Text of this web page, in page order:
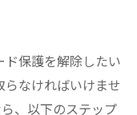
保護を解除したい
なければいけませ
ら、以下のステップ